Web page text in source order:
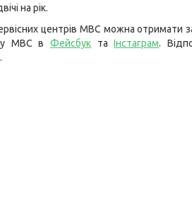
на рік.
центрів МВС можна отримати
МВС вФейсбук таІнстаграм.
.